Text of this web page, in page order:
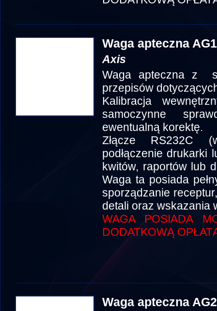
Waga apteczna
Axis
Waga apteczna z
przepisów
Kalibracja
samoczynne
ewentualną korektę.
Złącze RS232C
podłączenie drukarki
kwitów, raportów lub
Waga ta posiada
sporządzanie
detali oraz wskazania
WAGA POSIADA
DODATKOWĄ
Waga apteczna